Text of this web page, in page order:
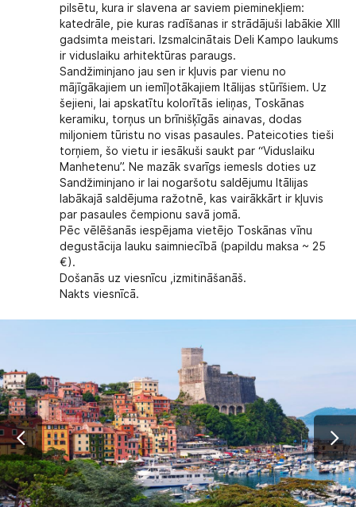
pilsētu, kura ir slavena ar saviem pieminekļiem:
katedrāle, pie kuras radīšanas ir strādājuši labākie XIII
gadsimta meistari. Izsmalcinātais Deli Kampo laukums
ir viduslaiku arhitektūras paraugs.
Sandžiminjano jau sen ir kļuvis par vienu no
mājīgākajiem un iemīļotākajiem Itālijas stūrīšiem. Uz
šejieni, lai apskatītu kolorītās ieliņas, Toskānas
keramiku, torņus un brīnišķīgās ainavas, dodas
miljoniem tūristu no visas pasaules. Pateicoties tieši
torņiem, šo vietu ir iesākuši saukt par “Viduslaiku
Manhetenu”. Ne mazāk svarīgs iemesls doties uz
Sandžiminjano ir lai nogaršotu saldējumu Itālijas
labākajā saldējuma ražotnē, kas vairākkārt ir kļuvis
par pasaules čempionu savā jomā.
Pēc vēlēšanās iespējama vietējo Toskānas vīnu
degustācija lauku saimniecībā (papildu maksa ~ 25
€).
Došanās uz viesnīcu ,izmitināšanāš.
Nakts viesnīcā.